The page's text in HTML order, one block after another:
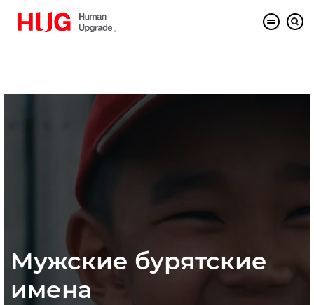
Мужские бурятские
имена